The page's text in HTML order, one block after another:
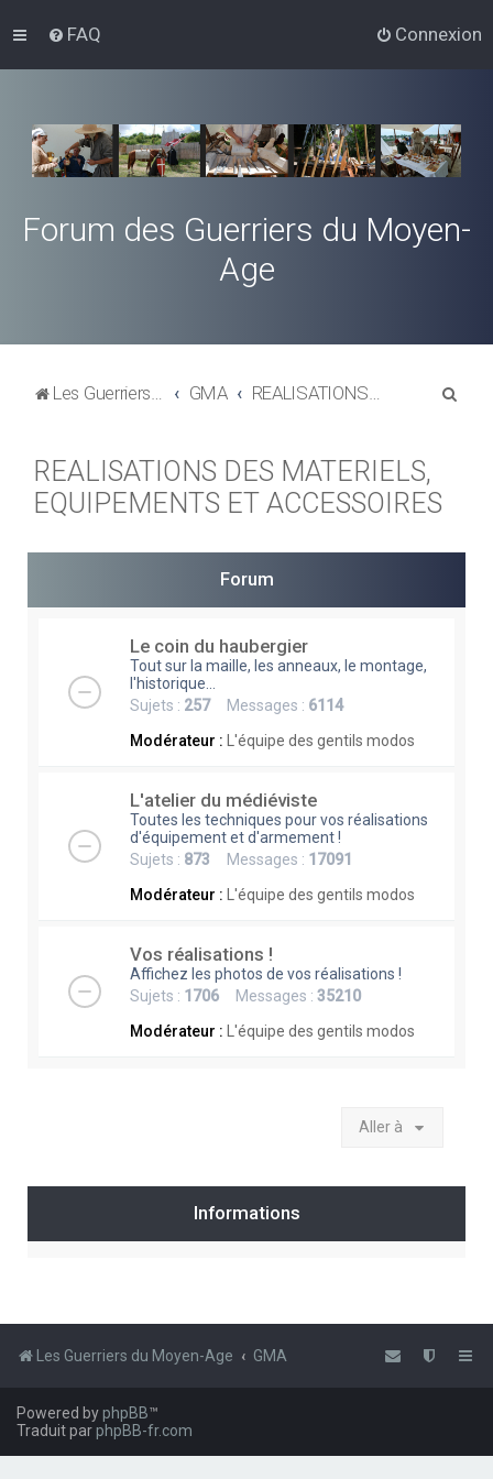
FAQ Connexion
Forum des Guerriers du Moyen-
Age
Les Guerriers du Moyen-Age GMA REALISATIONS DES MATERIELS, EQUIPEMENTS ET ACCESSOIRES
h
REALISATIONS DES MATERIELS,
EQUIPEMENTS ET ACCESSOIRES
Forum
Le coin du haubergier
Tout sur la maille, les anneaux, le montage,
l'historique...
Sujets : 257Messages : 6114
Modérateur :
L'équipe des gentils modos
L'atelier du médiéviste
Toutes les techniques pour vos réalisations
d'équipement et d'armement !
Sujets : 873 Messages : 17091
Modérateur :
L'équipe des gentils modos
Vos réalisations !
Affichez les photos de vos réalisations !
Sujets : 1706 Messages : 35210
Modérateur :
L'équipe des gentils modos
Aller à
Informations
Les Guerriers du Moyen-Age GMA
Powered byphpBB™
Traduit parphpBB-fr.com